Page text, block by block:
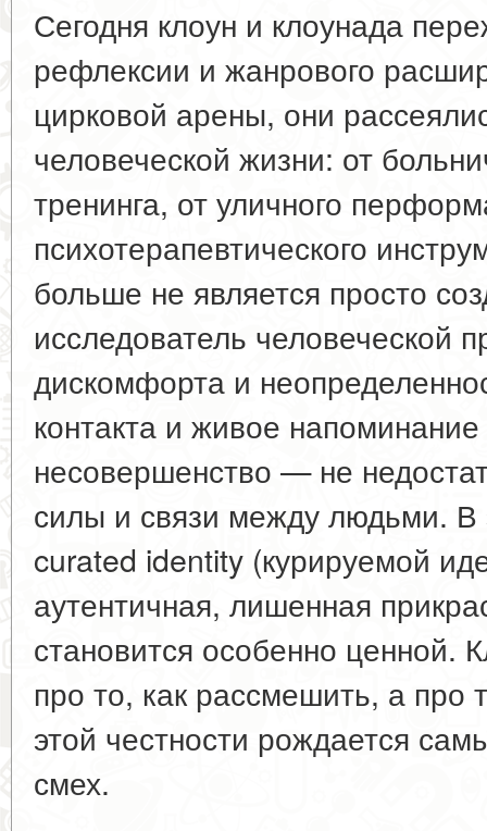
Сегодня клоун и клоунада
рефлексии и жанрового
цирковой арены, они
человеческой жизни: от
тренинга, от уличного
психотерапевтического
больше не является просто
исследователь человеческой
дискомфорта и
контакта и живое
несовершенство — не
силы и связи между людьми.
curated identity (курируемой
аутентичная, лишенная
становится особенно ценной.
про то, как рассмешить, а про
этой честности рождается
смех.